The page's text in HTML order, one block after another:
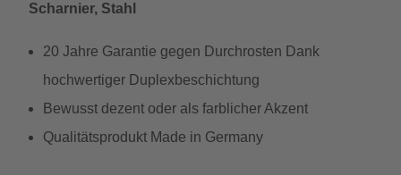
Scharnier, Stahl
20 Jahre Garantie gegen Durchrosten Dank
hochwertiger Duplexbeschichtung
Bewusst dezent oder als farblicher Akzent
Qualitätsprodukt Made in Germany